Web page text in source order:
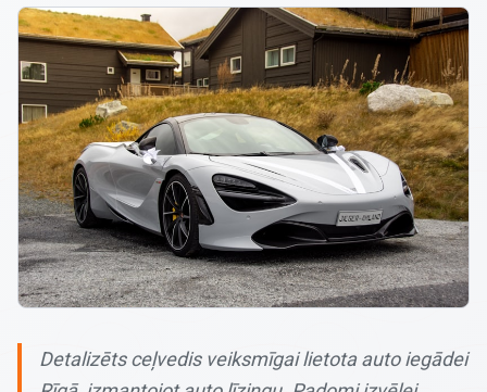
Detalizēts ceļvedis veiksmīgai lietota auto iegādei